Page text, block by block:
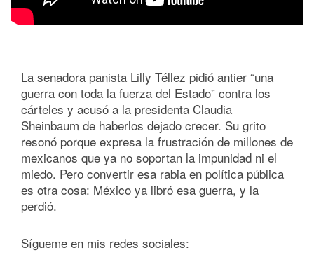
La senadora panista Lilly Téllez pidió antier “una
guerra con toda la fuerza del Estado” contra los
cárteles y acusó a la presidenta Claudia
Sheinbaum de haberlos dejado crecer. Su grito
resonó porque expresa la frustración de millones de
mexicanos que ya no soportan la impunidad ni el
miedo. Pero convertir esa rabia en política pública
es otra cosa: México ya libró esa guerra, y la
perdió.
Sígueme en mis redes sociales: